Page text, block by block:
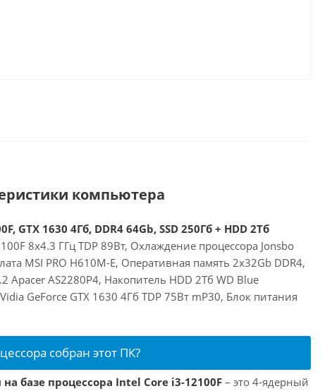
компьютера
GTX 1630 4Гб, DDR4 64Gb, SSD 250Гб + HDD 2Тб
8x4.3 ГГц TDP 89Вт, Охлаждение процессора Jonsbo
MSI PRO H610M-E, Оперативная память 2x32Gb DDR4,
Apacer AS2280P4, Накопитель HDD 2Тб WD Blue
GeForce GTX 1630 4Гб TDP 75Вт mP30, Блок питания
собран этот ПК?
базе процессора Intel Core i3-12100F – это 4-ядерный